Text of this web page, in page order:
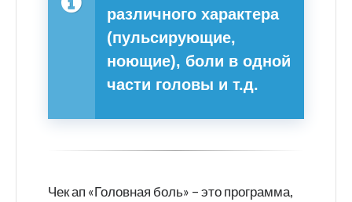
различного характера
(пульсирующие,
ноющие), боли в одной
части головы и т.д.
Чек ап «Головная боль» – это программа,